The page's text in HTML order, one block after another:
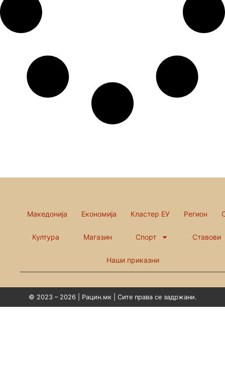
Македонија Економија Кластер ЕУ Регион
Култура Магазин Спорт Ставови
Наши приказни
© 2023 – 2026 | Рацин.мк | Сите права се задржани.